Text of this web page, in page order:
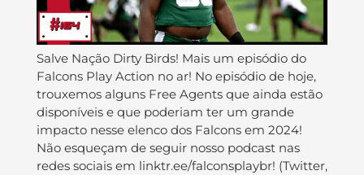
Salve Nação Dirty Birds! Mais um episódio do
Falcons Play Action no ar! No episódio de hoje,
trouxemos alguns Free Agents que ainda estão
disponíveis e que poderiam ter um grande
impacto nesse elenco dos Falcons em 2024!
Não esqueçam de seguir nosso podcast nas
redes sociais em linktr.ee/falconsplaybr! (Twitter,